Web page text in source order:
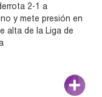
2-1 a
y mete presión en
alta de la Liga de